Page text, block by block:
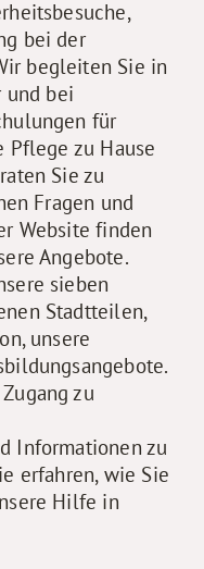
bei der
begleiten Sie in
und bei
für
Pflege zu Hause
Sie zu
Fragen und
Website finden
Angebote.
sieben
Stadtteilen,
unsere
zu
Informationen zu
erfahren, wie Sie
Hilfe in